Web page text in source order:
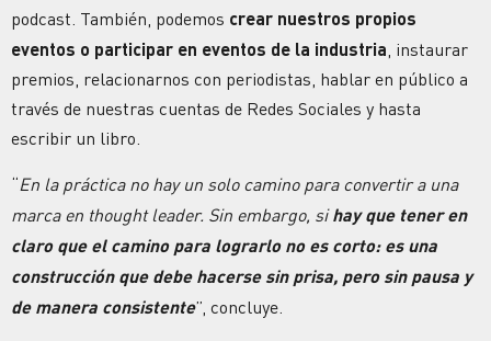
podcast. También, podemos crear nuestros propios
eventos o participar en eventos de la industria, instaurar
premios, relacionarnos con periodistas, hablar en público a
través de nuestras cuentas de Redes Sociales y hasta
escribir un libro.
“En la práctica no hay un solo camino para convertir a una
marca en thought leader. Sin embargo, sihay que tener en
claro que el camino para lograrlo no es corto: es una
construcción que debe hacerse sin prisa, pero sin pausa y
de manera consistente”, concluye.